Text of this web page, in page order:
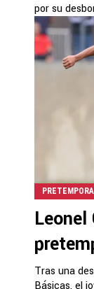
por su
Leonel
Tras una
Básicas, el